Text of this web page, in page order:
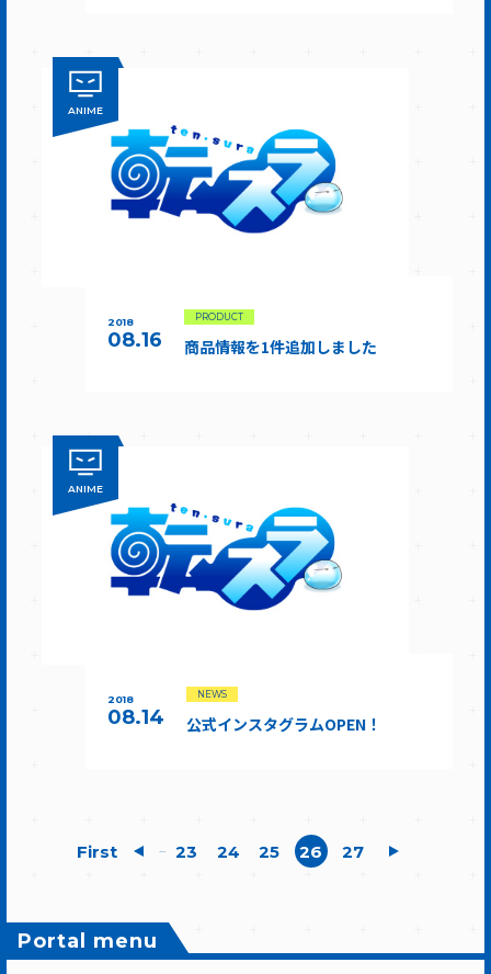
ANIME
2018
08.16
PRODUCT
商品情報を1件追加しました
ANIME
2018
08.14
NEWS
公式インスタグラムOPEN！
First ... 23 24 25 26 27
Portal menu